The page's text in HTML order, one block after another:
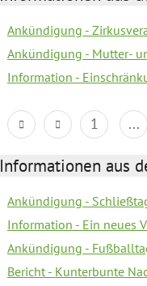
Ankündigung -
Ankündigung - Mutter-
Information -
1 ...
Informationen aus
Ankündigung -
Information - Ein neues
Ankündigung -
Bericht - Kunterbunte